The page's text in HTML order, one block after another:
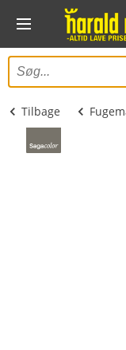
Tilbage